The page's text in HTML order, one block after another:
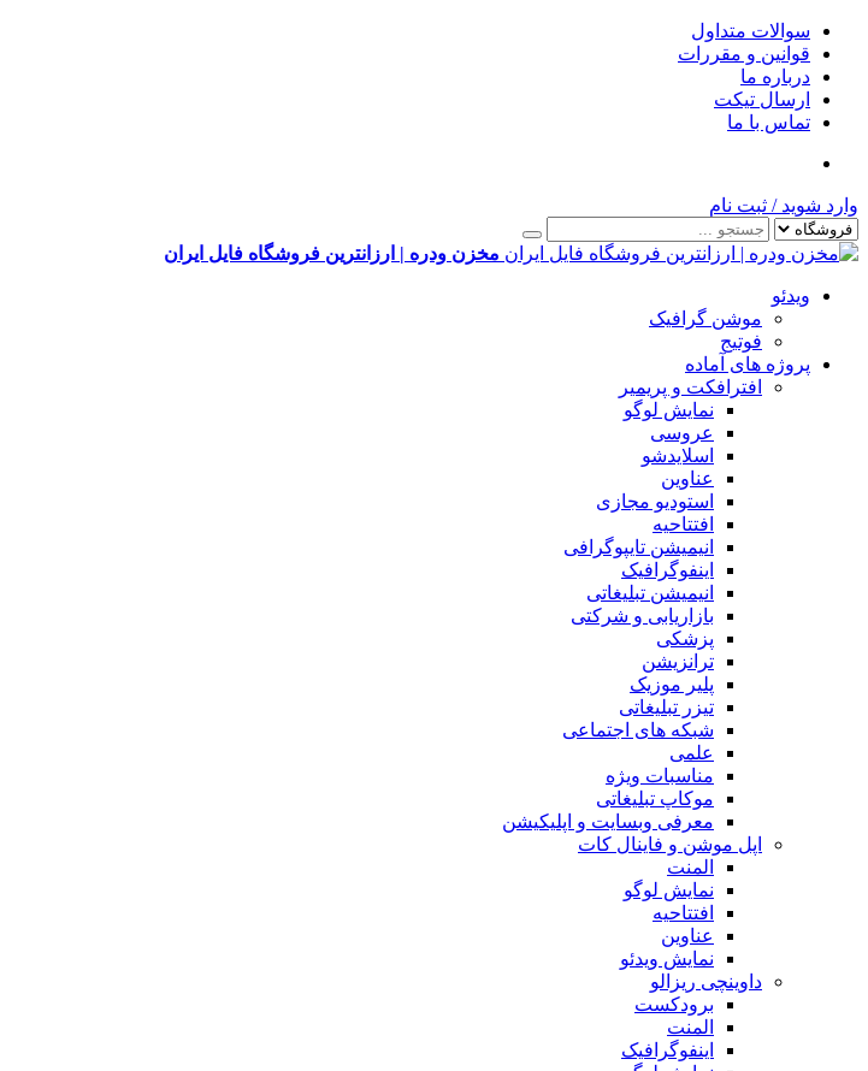
سوالات متداول
قوانین و مقررات
درباره ما
ارسال تیکت
تماس با ما
وارد شوید / ثبت نام
مخزن ودره | ارزانترین فروشگاه فایل ایران
ویدئو
موشن گرافیک
فوتیج
پروژه های آماده
افترافکت و پریمیر
نمایش لوگو
عروسی
اسلایدشو
عناوین
استودیو مجازی
افتتاحیه
انیمیشن تایپوگرافی
اینفوگرافیک
انیمیشن تبلیغاتی
بازاریابی و شرکتی
پزشکی
ترانزیشن
پلیر موزیک
تیزر تبلیغاتی
شبکه های اجتماعی
علمی
مناسبات ویژه
موکاپ تبلیغاتی
معرفی وبسایت و اپلیکیشن
اپل موشن و فاینال کات
المنت
نمایش لوگو
افتتاحیه
عناوین
نمایش ویدئو
داوینچی ریزالو
برودکست
المنت
اینفوگرافیک